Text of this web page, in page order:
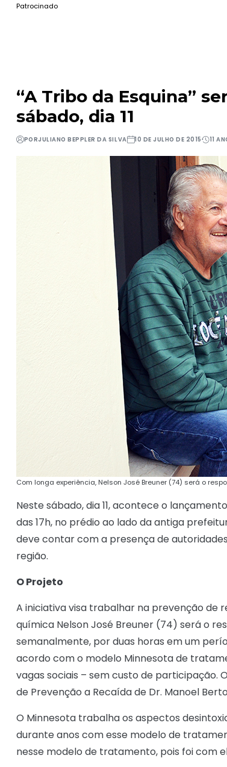
Patrocinado
“A Tribo da Esquina”
sábado, dia 11
PORJULIANO BEPPLER DA SILVA 10 DE JULHO DE 2015 11
Com longa experiência, Nelson José Breuner (74) será o
Neste sábado, dia 11, acontece o
das 17h, no prédio ao lado da antiga
deve contar com a presença de
região.
O Projeto
A iniciativa visa trabalhar na prevenção de
química Nelson José Breuner (74) será o
semanalmente, por duas horas em um
acordo com o modelo Minnesota de
vagas sociais – sem custo de participação.
de Prevenção a Recaída de Dr. Manoel
O Minnesota trabalha os aspectos
durante anos com esse modelo de
nesse modelo de tratamento, pois foi com